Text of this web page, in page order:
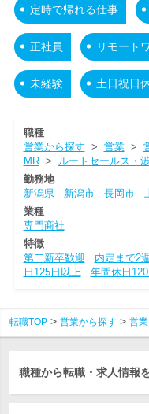
定時で帰れる仕事
正社員 リモート
未経験 土日祝日
職種
営業から探す > 営業>
MR>
ルートセールス・
勤務地
新潟県
新潟市 長岡市
業種
専門商社
特徴
第二新卒歓迎
内定まで2
日125日以上
年間休日
転職TOP 営業から探す 営業
職種から転職・求人情報